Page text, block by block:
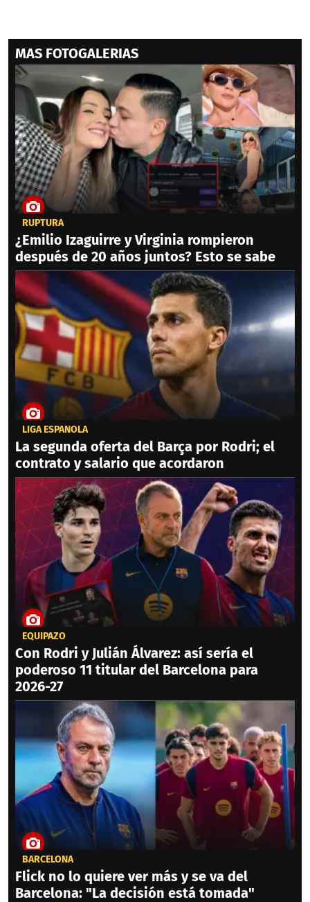
MAS FOTOGALERIAS
RUPTURA
¿Emilio Izaguirre y Virginia rompieron
después de 20 años juntos? Esto se sabe
LIGA ESPAÑOLA
La segunda oferta del Barça por Rodri; el
contrato y salario que acordaron
EQUIPAZO
Con Rodri y Julián Álvarez: así sería el
poderoso 11 titular del Barcelona para
2026-27
BARCELONA
Flick no lo quiere ver más y se va del
Barcelona: "La decisión está tomada"